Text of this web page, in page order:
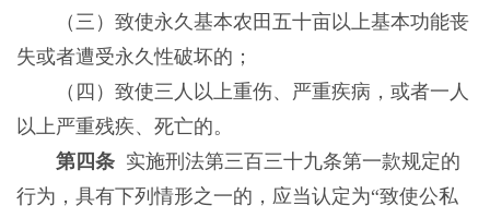
（三）致使永久基本农田五十亩以上基本功能丧
失或者遭受永久性破坏的；
（四）致使三人以上重伤、严重疾病，或者一人
以上严重残疾、死亡的。
第四条实施刑法第三百三十九条第一款规定的
行为，具有下列情形之一的，应当认定为“致使公私